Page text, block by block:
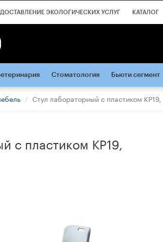
ЭКОЛОГИЧЕСКИХ УСЛУГ КАТАЛОГ
Стоматология Бьюти сегмент
Стул лабораторный с пластиком
с пластиком КР19,